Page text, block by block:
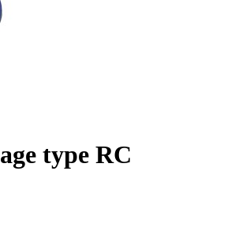
type RC